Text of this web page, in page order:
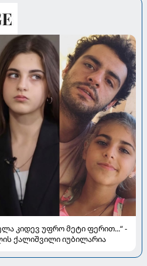
კიდევ უფრო მეტი ფერით...“ -
ქალიშვილი იუბილარია